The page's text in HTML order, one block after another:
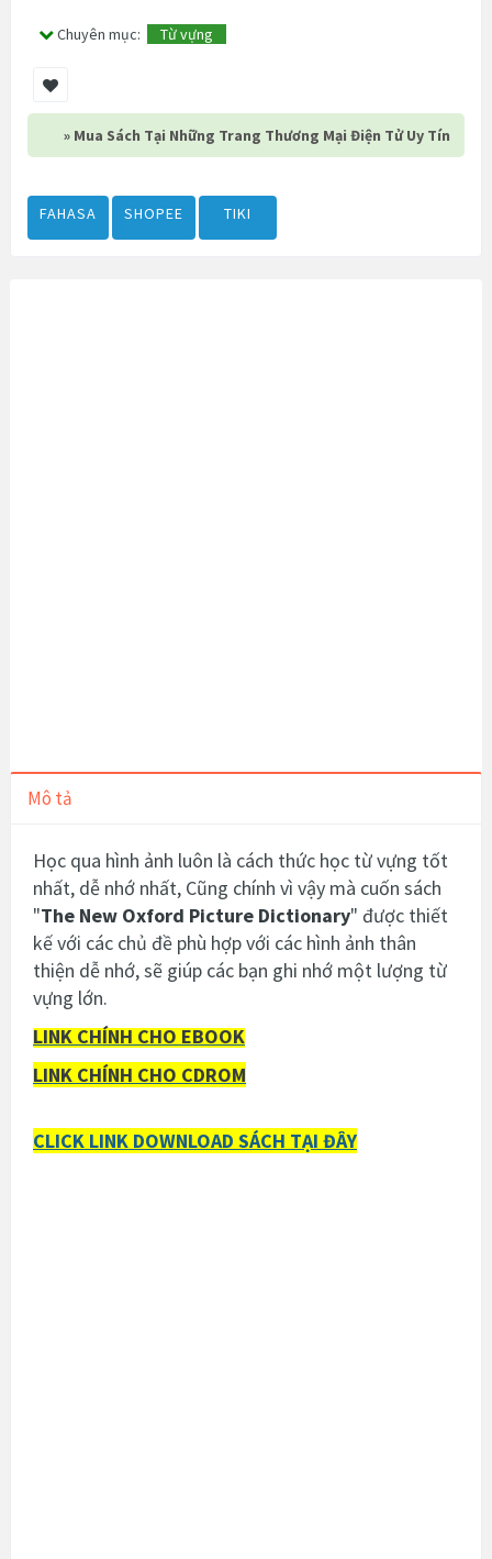
Chuyên mục: Từ vựng
» Mua Sách Tại Những Trang Thương Mại Điện Tử Uy Tín
FAHASA SHOPEE TIKI
Mô tả
Học qua hình ảnh luôn là cách thức học từ vựng tốt
nhất, dễ nhớ nhất, Cũng chính vì vậy mà cuốn sách
"The New Oxford Picture Dictionary" được thiết
kế với các chủ đề phù hợp với các hình ảnh thân
thiện dễ nhớ, sẽ giúp các bạn ghi nhớ một lượng từ
vựng lớn.
LINK CHÍNH CHO EBOOK
LINK CHÍNH CHO CDROM
CLICK LINK DOWNLOAD SÁCH TẠI ĐÂY